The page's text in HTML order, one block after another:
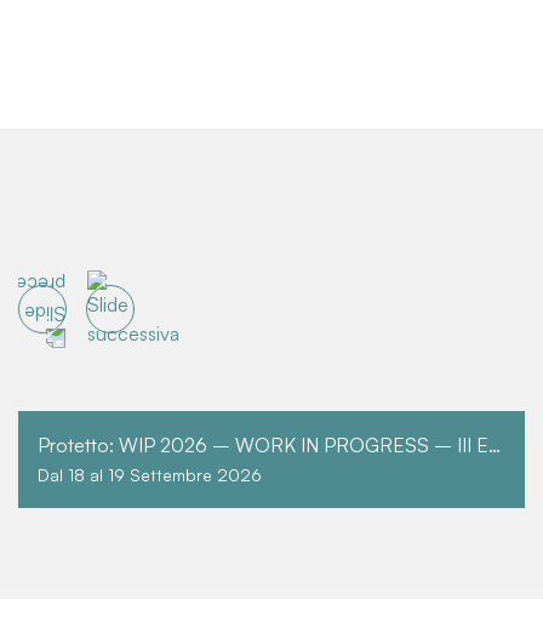
Protetto: WIP 2026 – WORK IN PROGRESS – III EDIZIONE
Dal 18 al 19 Settembre 2026